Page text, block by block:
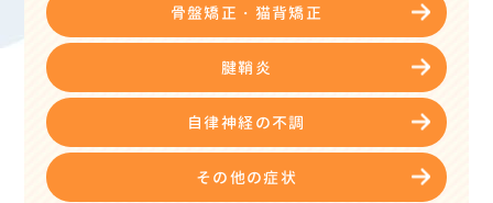
骨盤矯正・猫背矯正
腱鞘炎
自律神経の不調
その他の症状